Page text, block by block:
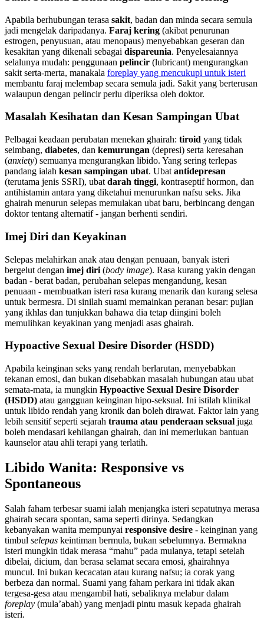
Apabila berhubungan terasa sakit, badan dan minda secara semula
jadi mengelak daripadanya. Faraj kering (akibat penurunan
estrogen, penyusuan, atau menopaus) menyebabkan geseran dan
kesakitan yang dikenali sebagai dispareunia. Penyelesaiannya
selalunya mudah: penggunaan pelincir (lubricant) mengurangkan
sakit serta-merta, manakala foreplay yang mencukupi untuk isteri
membantu faraj melembap secara semula jadi. Sakit yang berterusan
walaupun dengan pelincir perlu diperiksa oleh doktor.
Masalah Kesihatan dan Kesan Sampingan Ubat
Pelbagai keadaan perubatan menekan ghairah: tiroid yang tidak
seimbang, diabetes, dan kemurungan (depresi) serta keresahan
(anxiety) semuanya mengurangkan libido. Yang sering terlepas
pandang ialah kesan sampingan ubat. Ubat antidepresan
(terutama jenis SSRI), ubat darah tinggi, kontraseptif hormon, dan
antihistamin antara yang diketahui menurunkan nafsu seks. Jika
ghairah menurun selepas memulakan ubat baru, berbincang dengan
doktor tentang alternatif - jangan berhenti sendiri.
Imej Diri dan Keyakinan
Selepas melahirkan anak atau dengan penuaan, banyak isteri
bergelut dengan imej diri (body image). Rasa kurang yakin dengan
badan - berat badan, perubahan selepas mengandung, kesan
penuaan - membuatkan isteri rasa kurang menarik dan kurang selesa
untuk bermesra. Di sinilah suami memainkan peranan besar: pujian
yang ikhlas dan tunjukkan bahawa dia tetap diingini boleh
memulihkan keyakinan yang menjadi asas ghairah.
Hypoactive Sexual Desire Disorder (HSDD)
Apabila keinginan seks yang rendah berlarutan, menyebabkan
tekanan emosi, dan bukan disebabkan masalah hubungan atau ubat
semata-mata, ia mungkin Hypoactive Sexual Desire Disorder
(HSDD) atau gangguan keinginan hipo-seksual. Ini istilah klinikal
untuk libido rendah yang kronik dan boleh dirawat. Faktor lain yang
lebih sensitif seperti sejarah trauma atau penderaan seksual juga
boleh mendasari kehilangan ghairah, dan ini memerlukan bantuan
kaunselor atau ahli terapi yang terlatih.
Libido Wanita: Responsive vs
Spontaneous
Salah faham terbesar suami ialah menjangka isteri sepatutnya merasa
ghairah secara spontan, sama seperti dirinya. Sedangkan
kebanyakan wanita mempunyai responsive desire - keinginan yang
timbul selepas keintiman bermula, bukan sebelumnya. Bermakna
isteri mungkin tidak merasa “mahu” pada mulanya, tetapi setelah
dibelai, dicium, dan berasa selamat secara emosi, ghairahnya
muncul. Ini bukan kecacatan atau kurang nafsu; ia corak yang
berbeza dan normal. Suami yang faham perkara ini tidak akan
tergesa-gesa atau mengambil hati, sebaliknya melabur dalam
foreplay (mula’abah) yang menjadi pintu masuk kepada ghairah
isteri.